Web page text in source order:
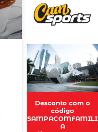
Desconto com o
código
SAMPACOMFAMILI
A